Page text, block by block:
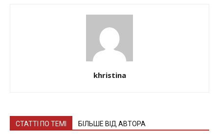
khristina
СТАТТІ ПО ТЕМІ БІЛЬШЕ ВІД АВТОРА